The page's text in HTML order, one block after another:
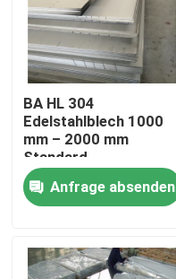
BA HL 304
Edelstahlblech 1000
mm – 2000 mm
Standard-
Exportpaket
Anfrage absenden